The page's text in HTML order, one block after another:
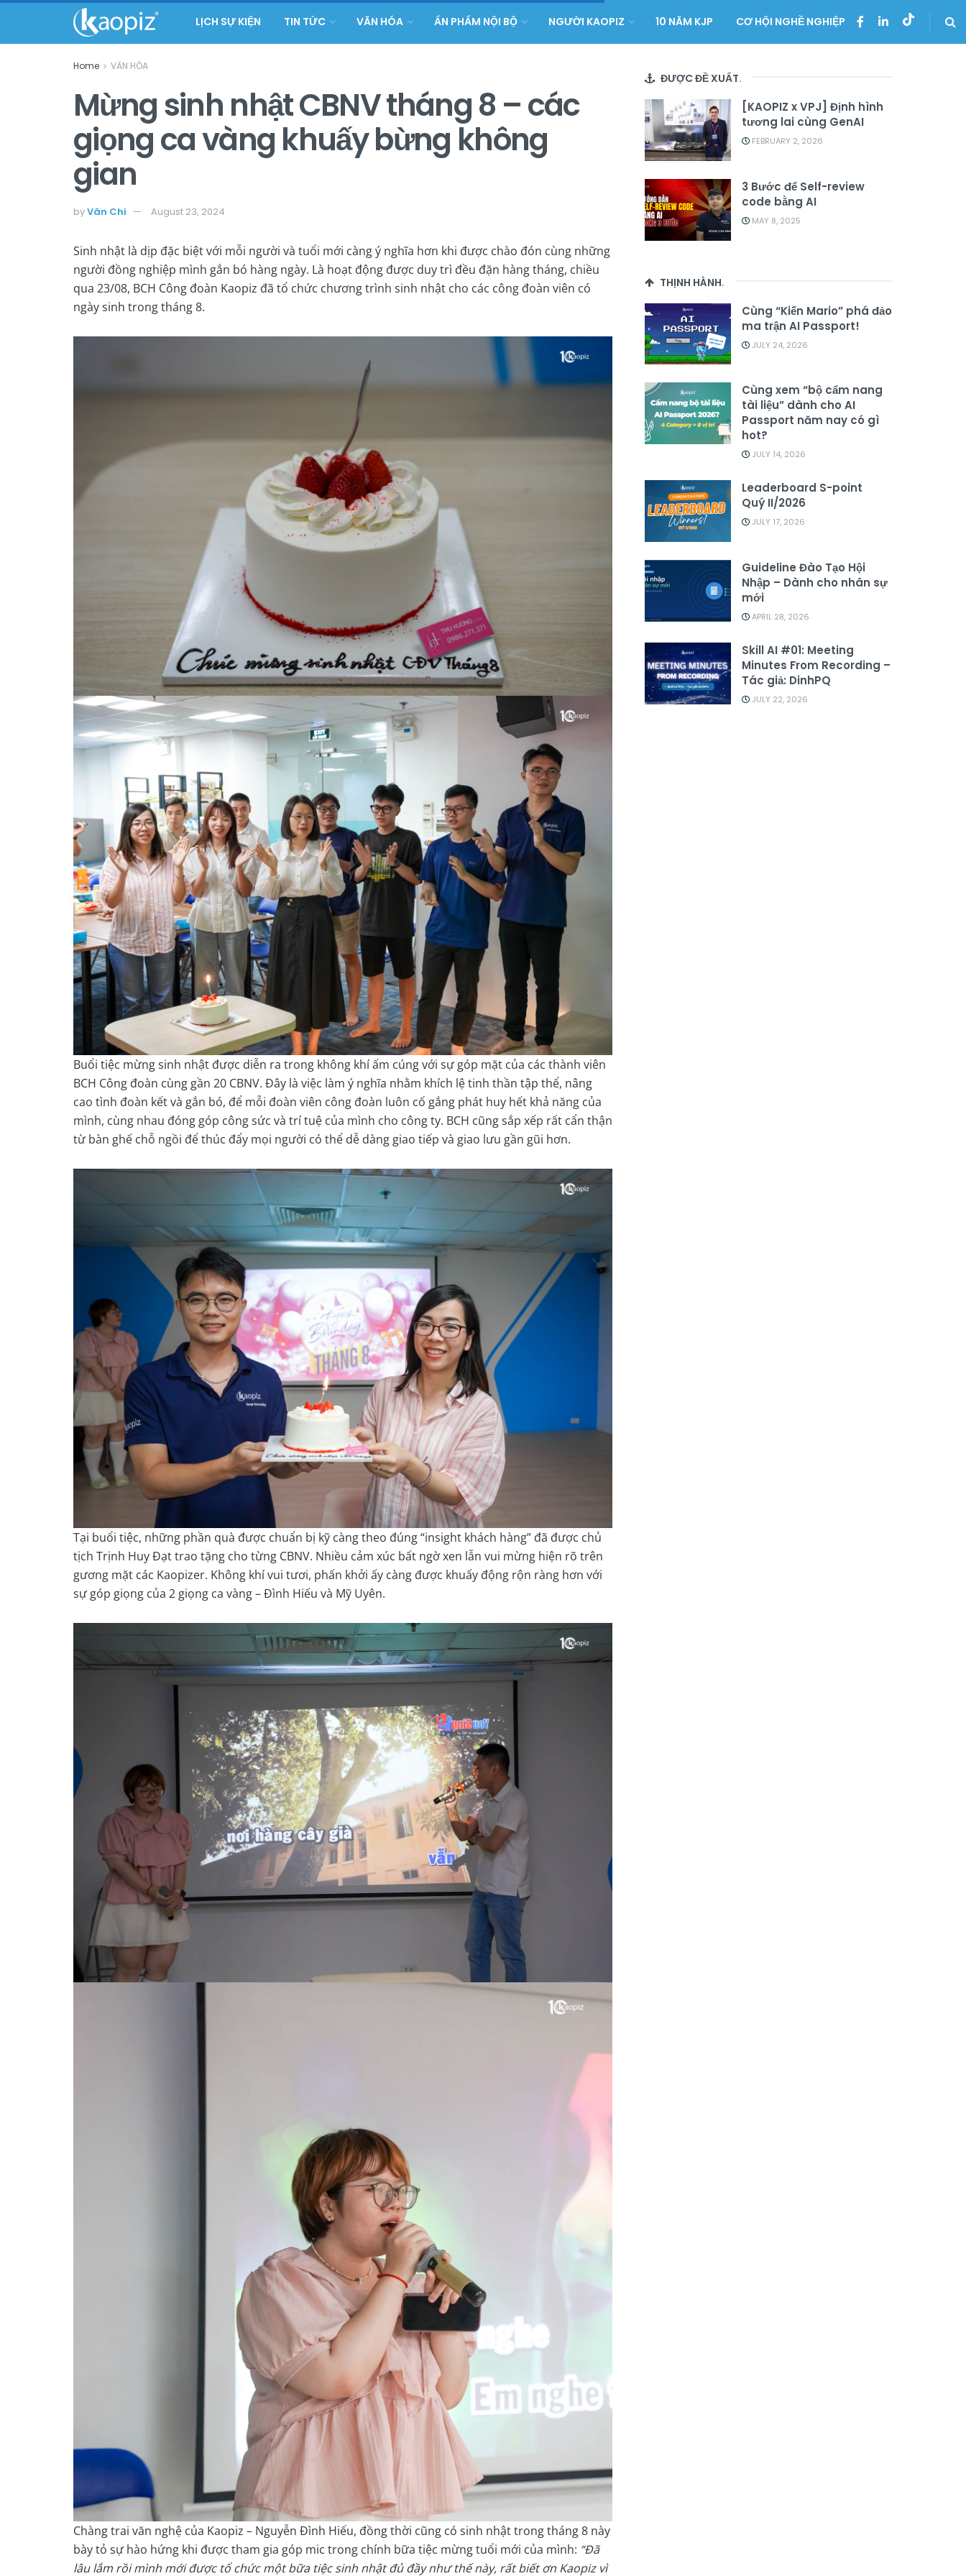
LỊCH SỰ KIỆN TIN TỨC VĂN HÓA ẤN PHẨM NỘI BỘ NGƯỜI KAOPIZ 10 NĂM KJP CƠ HỘI NGHỀ NGHIỆP
Home VĂN HÓA
Mừng sinh nhật CBNV tháng 8 – các
giọng ca vàng khuấy bừng không
gian
byVân Chi August 23, 2024
Sinh nhật là dịp đặc biệt với mỗi người và tuổi mới càng ý nghĩa hơn khi được chào đón cùng những
người đồng nghiệp mình gắn bó hàng ngày. Là hoạt động được duy trì đều đặn hàng tháng, chiều
qua 23/08, BCH Công đoàn Kaopiz đã tổ chức chương trình sinh nhật cho các công đoàn viên có
ngày sinh trong tháng 8.
Buổi tiệc mừng sinh nhật được diễn ra trong không khí ấm cúng với sự góp mặt của các thành viên
BCH Công đoàn cùng gần 20 CBNV. Đây là việc làm ý nghĩa nhằm khích lệ tinh thần tập thể, nâng
cao tình đoàn kết và gắn bó, để mỗi đoàn viên công đoàn luôn cố gắng phát huy hết khả năng của
mình, cùng nhau đóng góp công sức và trí tuệ của mình cho công ty. BCH cũng sắp xếp rất cẩn thận
từ bàn ghế chỗ ngồi để thúc đẩy mọi người có thể dễ dàng giao tiếp và giao lưu gần gũi hơn.
Tại buổi tiệc, những phần quà được chuẩn bị kỹ càng theo đúng “insight khách hàng” đã được chủ
tịch Trịnh Huy Đạt trao tặng cho từng CBNV. Nhiều cảm xúc bất ngờ xen lẫn vui mừng hiện rõ trên
gương mặt các Kaopizer. Không khí vui tươi, phấn khởi ấy càng được khuấy động rộn ràng hơn với
sự góp giọng của 2 giọng ca vàng – Đình Hiếu và Mỹ Uyên.
Chàng trai văn nghệ của Kaopiz – Nguyễn Đình Hiếu, đồng thời cũng có sinh nhật trong tháng 8 này
bày tỏ sự hào hứng khi được tham gia góp mic trong chính bữa tiệc mừng tuổi mới của mình: “Đã
lâu lắm rồi mình mới được tổ chức một bữa tiệc sinh nhật đủ đầy như thế này, rất biết ơn Kaopiz vì
ĐƯỢC ĐỀ XUẤT.
[KAOPIZ x VPJ] Định hình
tương lai cùng GenAI
FEBRUARY 2, 2026
3 Bước để Self-review
code bằng AI
MAY 8, 2025
THỊNH HÀNH.
Cùng “Kiến Mario” phá đảo
ma trận AI Passport!
JULY 24, 2026
Cùng xem “bộ cẩm nang
tài liệu” dành cho AI
Passport năm nay có gì
hot?
JULY 14, 2026
Leaderboard S-point
Quý II/2026
JULY 17, 2026
Guideline Đào Tạo Hội
Nhập – Dành cho nhân sự
mới
APRIL 28, 2026
Skill AI #01: Meeting
Minutes From Recording –
Tác giả: DinhPQ
JULY 22, 2026